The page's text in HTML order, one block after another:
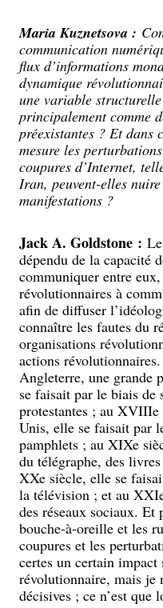
Maria Kuznetsova :
communication
flux d’informations
dynamique
une variable
principalement comme
préexistantes ? Et dans
mesure les
coupures d’Internet,
Iran, peuvent-elles
manifestations ?
Jack A. Goldstone :
dépendu de la capacité
communiquer entre
révolutionnaires à
afin de diffuser
connaître les fautes du
organisations
actions
Angleterre, une grande
se faisait par le biais de
protestantes ; au XVIIIe
Unis, elle se faisait par
pamphlets ; au XIXe
du télégraphe, des
XXe siècle, elle se
la télévision ; et au
des réseaux sociaux. Et
bouche-à-oreille et les
coupures et les
certes un certain
révolutionnaire, mais je
décisives ; ce n’est que